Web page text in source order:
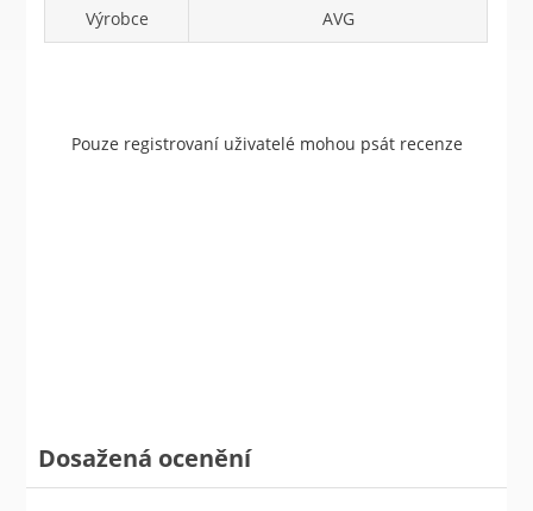
Výrobce AVG
Pouze registrovaní uživatelé mohou psát recenze
Dosažená ocenění